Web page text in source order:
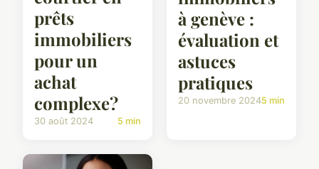
prêts
immobiliers
pour un
achat
complexe?
30 août 2024 5 min
à genève :
évaluation et
astuces
pratiques
20 novembre 20245 min